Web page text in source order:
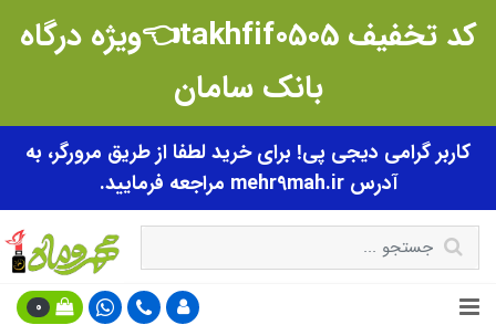
کد تخفیف takhfif0505👈ویژه درگاه
بانک سامان
کاربر گرامی دیجی پی! برای خرید لطفا از طریق مرورگر، به
آدرس mehr9mah.ir مراجعه فرمایید.
0